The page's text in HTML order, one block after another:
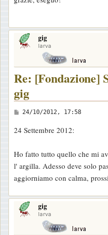
s
a
g
g
o
gig
larva
Re: [Fondazione]
gig
M
s
a
g
g
i
o
24/10/2012, 17:58
24 Settembre 2012:
Ho fatto tutto quello che mi
l' argilla. Adesso deve solo
aggiorniamo con calma,
gig
larva